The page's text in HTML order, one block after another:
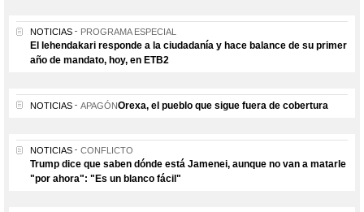
NOTICIAS PROGRAMA ESPECIAL
El lehendakari responde a la ciudadanía y hace balance de su primer
año de mandato, hoy, en ETB2
NOTICIAS APAGÓNOrexa, el pueblo que sigue fuera de cobertura
NOTICIAS CONFLICTO
Trump dice que saben dónde está Jamenei, aunque no van a matarle
"por ahora": "Es un blanco fácil"